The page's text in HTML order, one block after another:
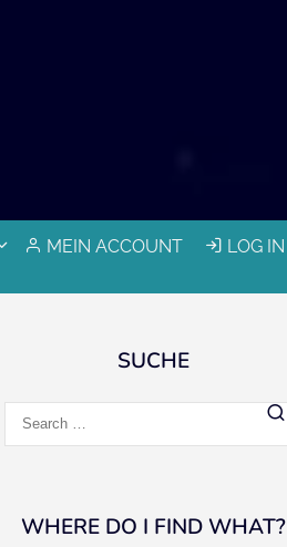
MEIN ACCOUNT LOG IN
SUCHE
for:
WHERE DO I FIND WHAT?